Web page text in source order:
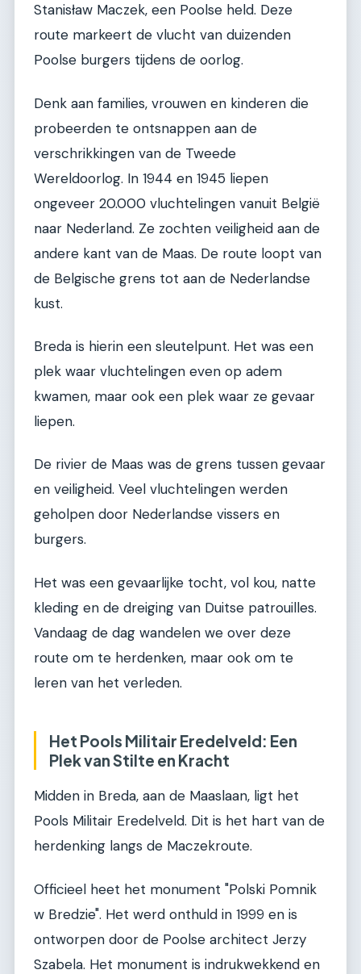
Stanisław Maczek, een Poolse held. Deze
route markeert de vlucht van duizenden
Poolse burgers tijdens de oorlog.
Denk aan families, vrouwen en kinderen die
probeerden te ontsnappen aan de
verschrikkingen van de Tweede
Wereldoorlog. In 1944 en 1945 liepen
ongeveer 20.000 vluchtelingen vanuit België
naar Nederland. Ze zochten veiligheid aan de
andere kant van de Maas. De route loopt van
de Belgische grens tot aan de Nederlandse
kust.
Breda is hierin een sleutelpunt. Het was een
plek waar vluchtelingen even op adem
kwamen, maar ook een plek waar ze gevaar
liepen.
De rivier de Maas was de grens tussen gevaar
en veiligheid. Veel vluchtelingen werden
geholpen door Nederlandse vissers en
burgers.
Het was een gevaarlijke tocht, vol kou, natte
kleding en de dreiging van Duitse patrouilles.
Vandaag de dag wandelen we over deze
route om te herdenken, maar ook om te
leren van het verleden.
Het Pools Militair Eredelveld: Een
Plek van Stilte en Kracht
Midden in Breda, aan de Maaslaan, ligt het
Pools Militair Eredelveld. Dit is het hart van de
herdenking langs de Maczekroute.
Officieel heet het monument "Polski Pomnik
w Bredzie". Het werd onthuld in 1999 en is
ontworpen door de Poolse architect Jerzy
Szabela. Het monument is indrukwekkend en